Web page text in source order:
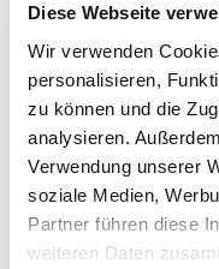
Diese Webseite
Wir verwenden
personalisieren,
zu können und die
analysieren.
Verwendung unserer
soziale Medien,
Partner führen diese
weiteren Daten
100% KUNDEN
Metall mit